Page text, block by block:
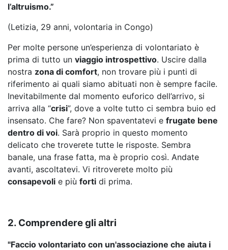
l’altruismo.”
(Letizia, 29 anni, volontaria in Congo)
Per molte persone un’esperienza di volontariato è
prima di tutto un viaggio introspettivo. Uscire dalla
nostra zona di comfort, non trovare più i punti di
riferimento ai quali siamo abituati non è sempre facile.
Inevitabilmente dal momento euforico dell’arrivo, si
arriva alla “crisi”, dove a volte tutto ci sembra buio ed
insensato. Che fare? Non spaventatevi e frugate bene
dentro di voi. Sarà proprio in questo momento
delicato che troverete tutte le risposte. Sembra
banale, una frase fatta, ma è proprio così. Andate
avanti, ascoltatevi. Vi ritroverete molto più
consapevoli e più forti di prima.
2. Comprendere gli altri
"Faccio volontariato con un'associazione che aiuta i